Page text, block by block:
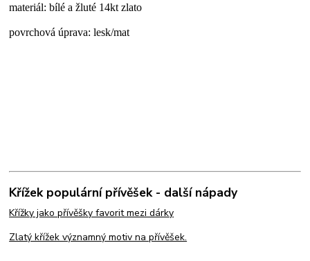
materiál: bílé a žluté 14kt zlato
povrchová úprava: lesk/mat
Křížek populární přívěšek - další nápady
Křížky jako přívěšky favorit mezi dárky
Zlatý křížek významný motiv na přívěšek.